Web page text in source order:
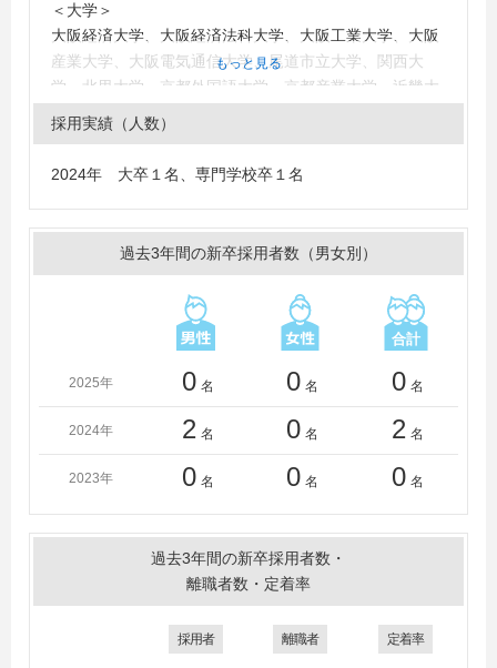
＜大学＞
大阪経済大学、大阪経済法科大学、大阪工業大学、大阪
産業大学、大阪電気通信大学、尾道市立大学、関西大
学、北里大学、京都外国語大学、京都産業大学、近畿大
学、高知工科大学、甲南大学、神戸学院大学、神戸国際
大学、神戸女子大学、天理大学、徳島大学、徳島文理大
学、鳥取大学、兵庫県立大学、広島国際学院大学、福岡
＜短大・高専・専門学校＞
もっと見る
採用実績（人数）
2024年 大卒１名、専門学校卒１名
過去3年間の新卒採用者数（男女別）
2025年 0 名 0 名 0 名
2024年 2 名 0 名 2 名
2023年 0 名 0 名 0 名
過去3年間の新卒採用者数・
離職者数・定着率
採用者 離職者 定着率